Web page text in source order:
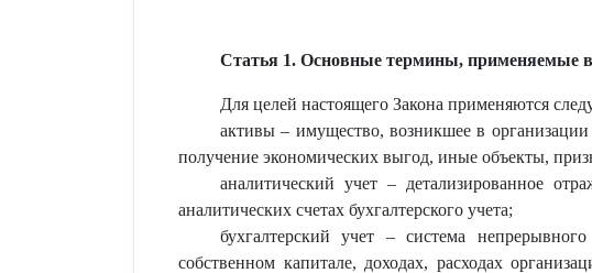
Статья 1. Основные термины, применяемые
Для целей настоящего Закона применяются
активы – имущество, возникшее в организации
получение экономических выгод, иные объекты,
аналитический учет – детализированное
аналитических счетах бухгалтерского учета;
бухгалтерский учет – система
собственном капитале, доходах, расходах